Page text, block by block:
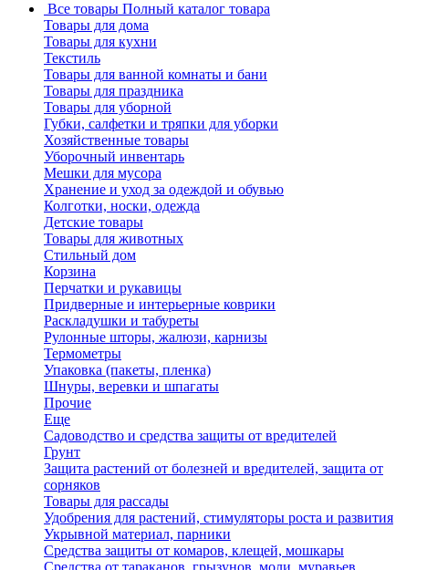
Все товары Полный каталог товара
Товары для дома
Товары для кухни
Текстиль
Товары для ванной комнаты и бани
Товары для праздника
Товары для уборной
Губки, салфетки и тряпки для уборки
Хозяйственные товары
Уборочный инвентарь
Мешки для мусора
Хранение и уход за одеждой и обувью
Колготки, носки, одежда
Детские товары
Товары для животных
Стильный дом
Корзина
Перчатки и рукавицы
Придверные и интерьерные коврики
Раскладушки и табуреты
Рулонные шторы, жалюзи, карнизы
Термометры
Упаковка (пакеты, пленка)
Шнуры, веревки и шпагаты
Прочие
Еще
Садоводство и средства защиты от вредителей
Грунт
Защита растений от болезней и вредителей, защита от
сорняков
Товары для рассады
Удобрения для растений, стимуляторы роста и развития
Укрывной материал, парники
Средства защиты от комаров, клещей, мошкары
Средства от тараканов, грызунов, моли, муравьев